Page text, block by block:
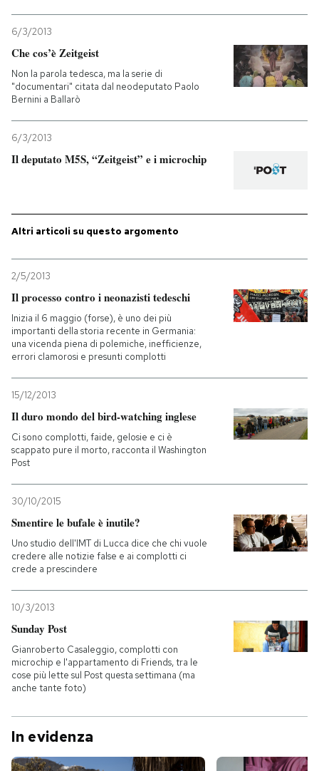
6/3/2013
Che cos’è Zeitgeist
Non la parola tedesca, ma la serie di
"documentari" citata dal neodeputato Paolo
Bernini a Ballarò
6/3/2013
Il deputato M5S, “Zeitgeist” e i microchip
Altri articoli su questo argomento
2/5/2013
Il processo contro i neonazisti tedeschi
Inizia il 6 maggio (forse), è uno dei più
importanti della storia recente in Germania:
una vicenda piena di polemiche, inefficienze,
errori clamorosi e presunti complotti
15/12/2013
Il duro mondo del bird-watching inglese
Ci sono complotti, faide, gelosie e ci è
scappato pure il morto, racconta il Washington
Post
30/10/2015
Smentire le bufale è inutile?
Uno studio dell'IMT di Lucca dice che chi vuole
credere alle notizie false e ai complotti ci
crede a prescindere
10/3/2013
Sunday Post
Gianroberto Casaleggio, complotti con
microchip e l'appartamento di Friends, tra le
cose più lette sul Post questa settimana (ma
anche tante foto)
In evidenza